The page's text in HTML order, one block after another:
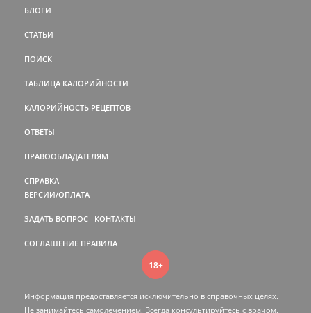
БЛОГИ
СТАТЬИ
ПОИСК
ТАБЛИЦА КАЛОРИЙНОСТИ
КАЛОРИЙНОСТЬ РЕЦЕПТОВ
ОТВЕТЫ
ПРАВООБЛАДАТЕЛЯМ
СПРАВКА
ВЕРСИИ/ОПЛАТА
ЗАДАТЬ ВОПРОС КОНТАКТЫ
СОГЛАШЕНИЕ ПРАВИЛА
18+
Информация предоставляется исключительно в справочных целях.
Не занимайтесь самолечением. Всегда консультируйтесь c врачом.